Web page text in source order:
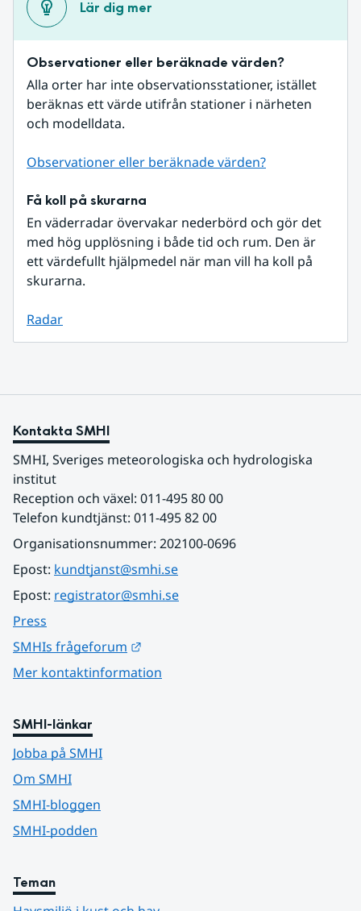
Lär dig mer
Observationer eller beräknade värden?
Alla orter har inte observationsstationer, istället
beräknas ett värde utifrån stationer i närheten
och modelldata.
Observationer eller beräknade värden?
Få koll på skurarna
En väderradar övervakar nederbörd och gör det
med hög upplösning i både tid och rum. Den är
ett värdefullt hjälpmedel när man vill ha koll på
skurarna.
Radar
Kontakta SMHI
SMHI, Sveriges meteorologiska och hydrologiska
institut
Reception och växel: 011-495 80 00
Telefon kundtjänst: 011-495 82 00
Organisationsnummer: 202100-0696
Epost: kundtjanst@smhi.se
Epost: registrator@smhi.se
Press
SMHIs frågeforum
Mer kontaktinformation
SMHI-länkar
Jobba på SMHI
Om SMHI
SMHI-bloggen
SMHI-podden
Teman